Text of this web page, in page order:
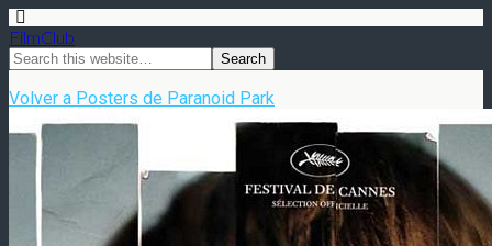
FilmClub
Volver a Posters de Paranoid Park